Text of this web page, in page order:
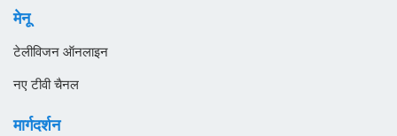
ओमान
मेनू
टेलीविजन ऑनलाइन
नए टीवी चैनल
मार्गदर्शन